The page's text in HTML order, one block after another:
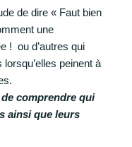
de dire « Faut bien
une
! ou d’autres qui
peinent à
comprendre qui
ainsi que leurs